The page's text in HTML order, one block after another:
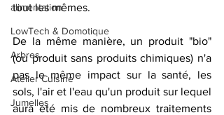
alimentation
LowTech & Domotique
Arbres
Atelier Cuisine
Jumelles
tout les mêmes.
De la même manière, un produit "bio"
(ou produit sans produits chimiques) n'a
pas le même impact sur la santé, les
sols, l'air et l'eau qu'un produit sur lequel
aura été mis de nombreux traitements